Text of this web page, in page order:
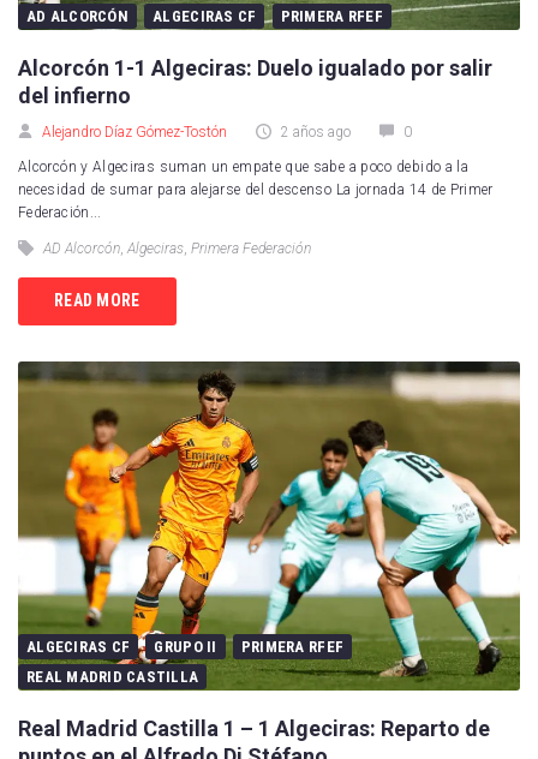
AD ALCORCÓN ALGECIRAS CF PRIMERA RFEF
Alcorcón 1-1 Algeciras: Duelo igualado por salir
del infierno
Alejandro Díaz Gómez-Tostón 2 años ago 0
Alcorcón y Algeciras suman un empate que sabe a poco debido a la
necesidad de sumar para alejarse del descenso La jornada 14 de Primer
Federación...
AD Alcorcón, Algeciras, Primera Federación
READ MORE
ALGECIRAS CF GRUPO II
PRIMERA RFEF
REAL MADRID CASTILLA
Real Madrid Castilla 1 – 1 Algeciras: Reparto de